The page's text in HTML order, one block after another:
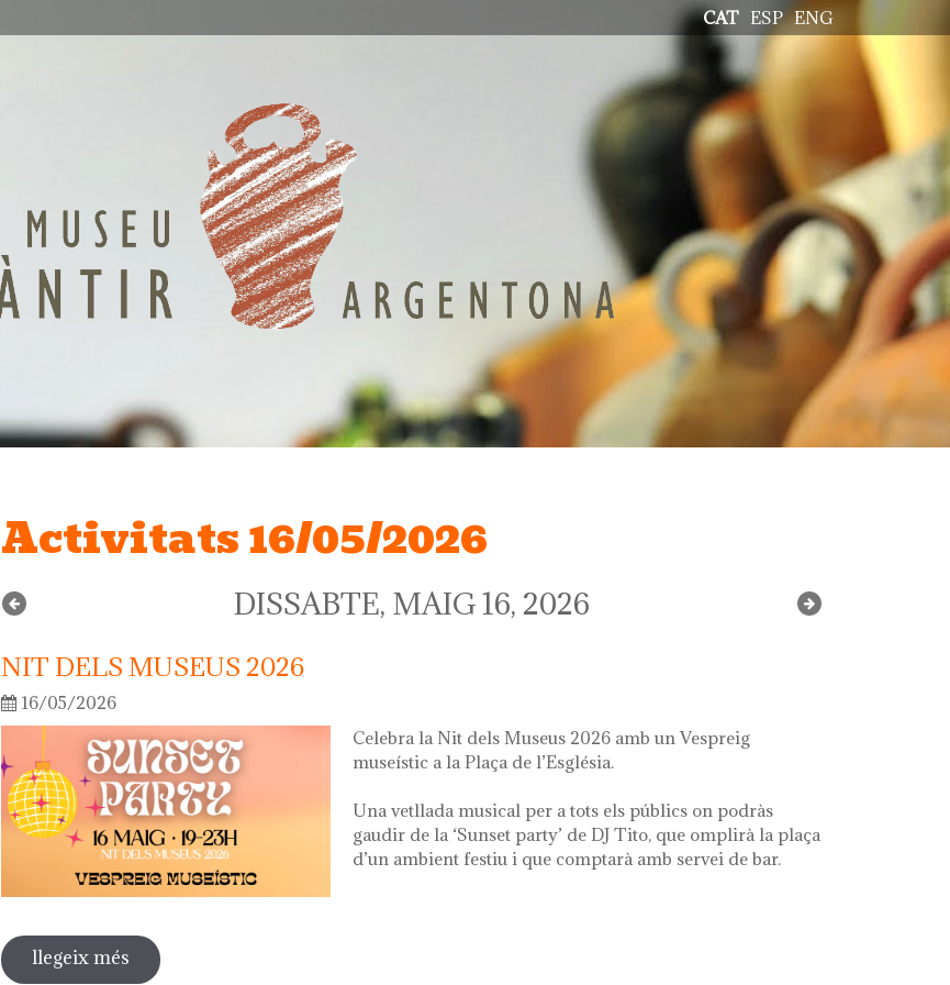
ENG
ESP
CAT
Activitats 16/05/2026
DISSABTE, MAIG 16, 2026
NIT DELS MUSEUS 2026
16/05/2026
Celebra la Nit dels Museus 2026 amb un Vespreig
museístic a la Plaça de l’Església.
Una vetllada musical per a tots els públics on podràs
gaudir de la ‘Sunset party’ de DJ Tito, que omplirà la plaça
d’un ambient festiu i que comptarà amb servei de bar.
llegeix més sobre nit dels museus 2026